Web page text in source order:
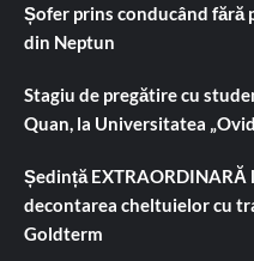
Șofer prins conducând fără
din Neptun
Stagiu de pregătire cu
Quan, la Universitatea
Ședință EXTRAORDINARĂ
decontarea cheltuielor cu
Goldterm